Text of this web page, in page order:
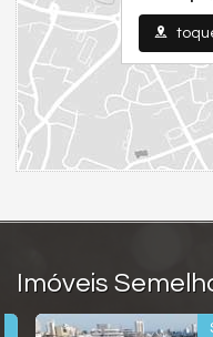
Imóveis